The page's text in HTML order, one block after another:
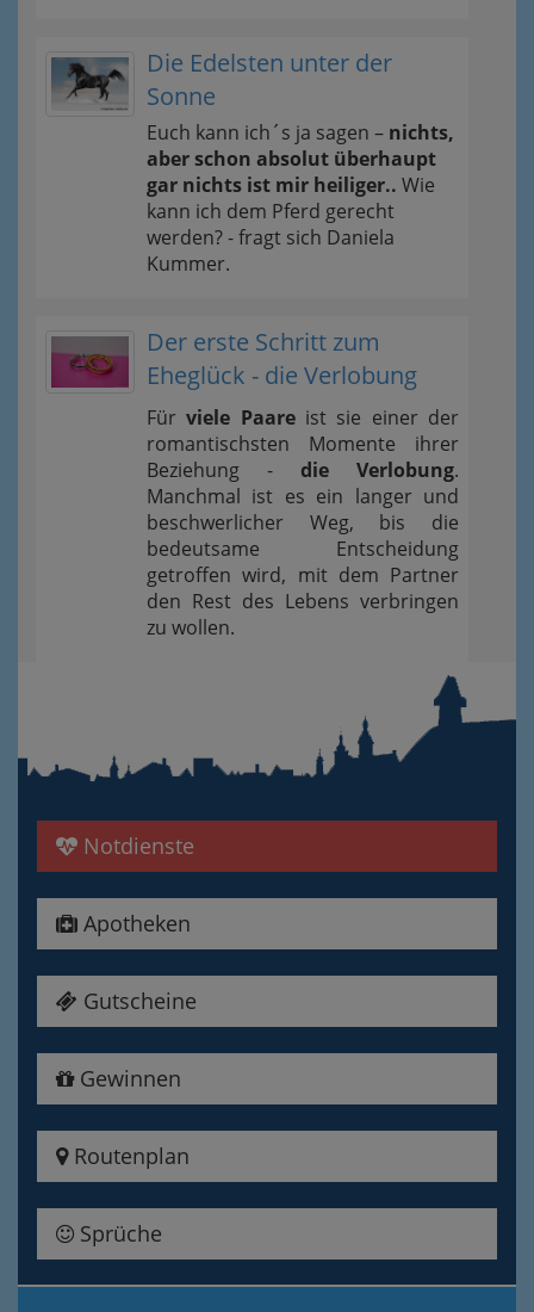
Die Edelsten unter der
Sonne
Euch kann ich´s ja sagen – nichts,
aber schon absolut überhaupt
gar nichts ist mir heiliger.. Wie
kann ich dem Pferd gerecht
werden? - fragt sich Daniela
Kummer.
Der erste Schritt zum
Eheglück - die Verlobung
Fürviele Paareist sie einer der
romantischsten Momente ihrer
Beziehung - die Verlobung.
Manchmal ist es ein langer und
beschwerlicher Weg, bis die
bedeutsame Entscheidung
getroffen wird, mit dem Partner
den Rest des Lebens verbringen
zu wollen.
Notdienste
Apotheken
Gutscheine
Gewinnen
Routenplan
Sprüche